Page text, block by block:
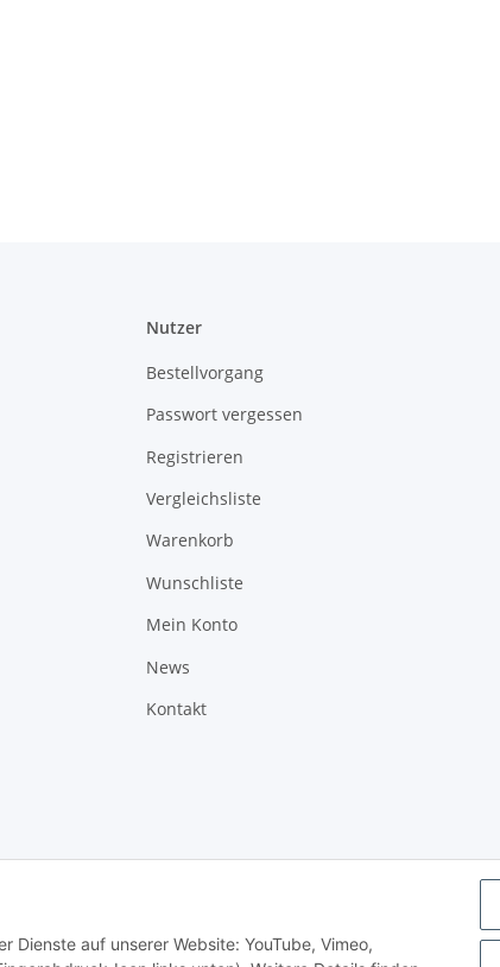
Dienste auf unserer Website: YouTube, Vimeo,
Nutzer
Bestellvorgang
Passwort vergessen
Registrieren
Vergleichsliste
Warenkorb
Wunschliste
Mein Konto
News
Kontakt